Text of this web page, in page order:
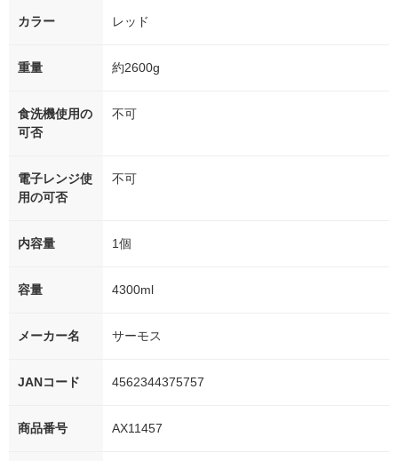
カラー レッド
重量 約2600g
食洗機使用の
可否
不可
電子レンジ使
用の可否
不可
内容量 1個
容量 4300ml
メーカー名 サーモス
JANコード 4562344375757
商品番号 AX11457